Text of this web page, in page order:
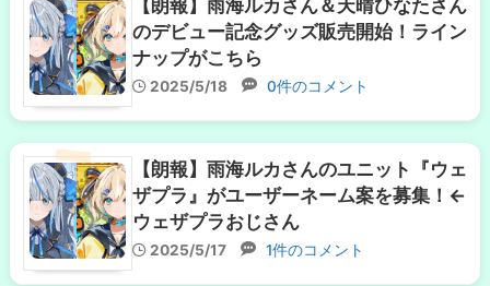
【朗報】雨海ルカさん＆天晴ひなたさん
のデビュー記念グッズ販売開始！ライン
ナップがこちら
2025/5/18 0件のコメント
【朗報】雨海ルカさんのユニット『ウェ
ザプラ』がユーザーネーム案を募集！←
ウェザプラおじさん
2025/5/17 1件のコメント